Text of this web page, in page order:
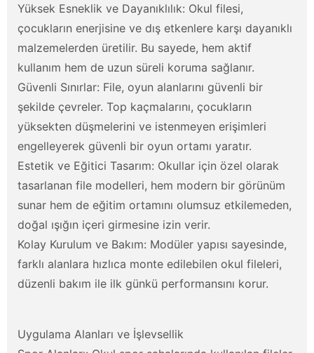
Yüksek Esneklik ve Dayanıklılık: Okul filesi,
çocukların enerjisine ve dış etkenlere karşı dayanıklı
malzemelerden üretilir. Bu sayede, hem aktif
kullanım hem de uzun süreli koruma sağlanır.
Güvenli Sınırlar: File, oyun alanlarını güvenli bir
şekilde çevreler. Top kaçmalarını, çocukların
yüksekten düşmelerini ve istenmeyen erişimleri
engelleyerek güvenli bir oyun ortamı yaratır.
Estetik ve Eğitici Tasarım: Okullar için özel olarak
tasarlanan file modelleri, hem modern bir görünüm
sunar hem de eğitim ortamını olumsuz etkilemeden,
doğal ışığın içeri girmesine izin verir.
Kolay Kurulum ve Bakım: Modüler yapısı sayesinde,
farklı alanlara hızlıca monte edilebilen okul fileleri,
düzenli bakım ile ilk günkü performansını korur.
Uygulama Alanları ve İşlevsellik